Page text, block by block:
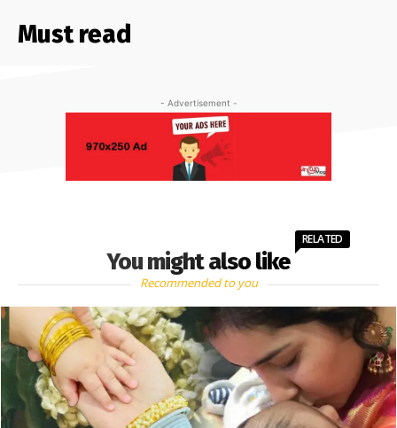
Must read
- Advertisement -
You might also like
RELATED
Recommended to you